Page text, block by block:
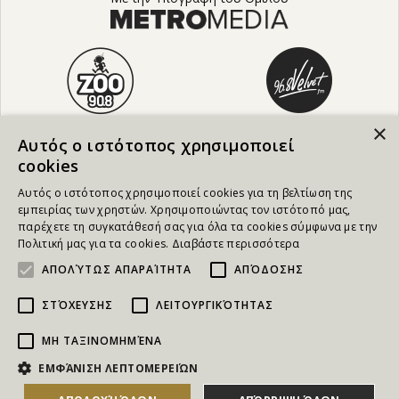
NEWSLETTER
×
Αυτός ο ιστότοπος χρησιμοποιεί
cookies
Αυτός ο ιστότοπος χρησιμοποιεί cookies για τη βελτίωση της
εμπειρίας των χρηστών. Χρησιμοποιώντας τον ιστότοπό μας,
παρέχετε τη συγκατάθεσή σας για όλα τα cookies σύμφωνα με την
Πολιτική μας για τα cookies. Διαβάστε περισσότερα
ΑΠΟΛΎΤΩΣ ΑΠΑΡΑΊΤΗΤΑ
ΑΠΌΔΟΣΗΣ
ΣΤΌΧΕΥΣΗΣ ΛΕΙΤΟΥΡΓΙΚΌΤΗΤΑΣ
ΜΗ ΤΑΞΙΝΟΜΗΜΈΝΑ
ΕΜΦΆΝΙΣΗ ΛΕΠΤΟΜΕΡΕΙΏΝ